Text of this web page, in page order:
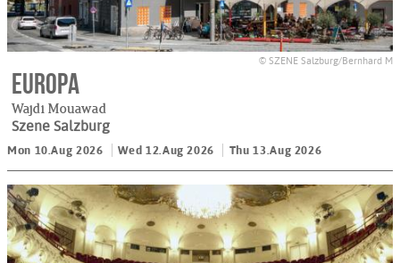
© SZENE Salzburg/Bernhard M
Europa
Wajdi Mouawad
Szene Salzburg
Mon 10.Aug 2026 Wed 12.Aug 2026 Thu 13.Aug 2026